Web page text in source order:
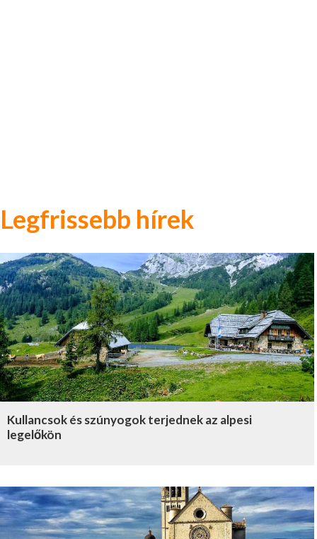
Legfrissebb hírek
Kullancsok és szúnyogok terjednek az alpesi
legelőkön